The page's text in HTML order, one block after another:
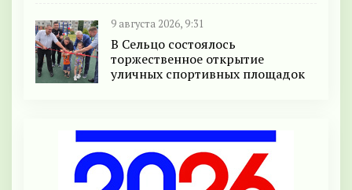
9 августа 2026, 9:31
В Сельцо состоялось
торжественное открытие
уличных спортивных площадок